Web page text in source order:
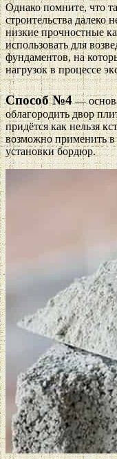
Однако помните, что
строительства далеко
низкие прочностные
использовать для
фундаментов, на
нагрузок в процессе
Способ №4—
облагородить двор
придётся как нельзя
возможно применить в
установки бордюр.